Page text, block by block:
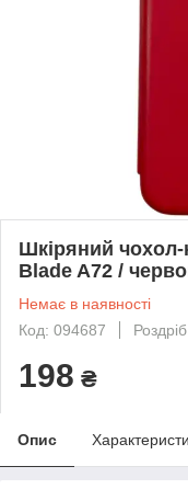
Шкіряний
Blade A72 /
Немає в наявності
Код: 094687
Роздріб
198 ₴
Опис